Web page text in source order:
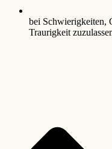
bei Schwierigkeiten,
Traurigkeit